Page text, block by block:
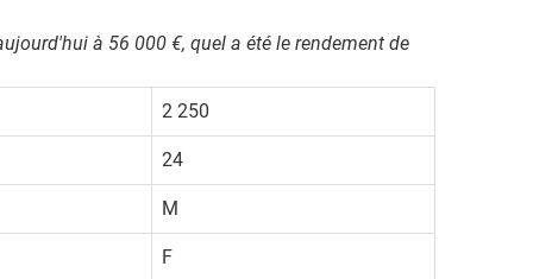
à 56 000 €, quel a été le rendement de
2 250
24
M
F